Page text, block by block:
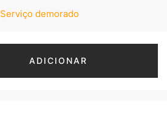
Serviço demorado
ADICIONAR